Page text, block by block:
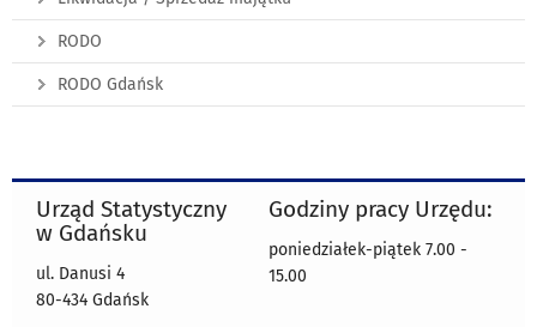
RODO
RODO Gdańsk
Urząd Statystyczny
w Gdańsku
ul. Danusi 4
80-434 Gdańsk
Godziny pracy Urzędu:
poniedziałek-piątek 7.00 -
15.00